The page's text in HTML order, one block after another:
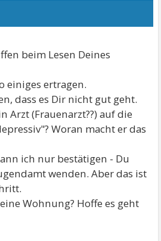
beim Lesen Deines
einiges ertragen.
dass es Dir nicht gut geht.
Arzt (Frauenarzt??) auf die
Woran macht er das
ich nur bestätigen - Du
wenden. Aber das ist
Wohnung? Hoffe es geht